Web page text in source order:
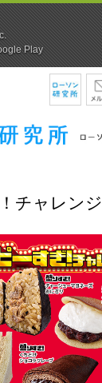
チャレンジ
Play